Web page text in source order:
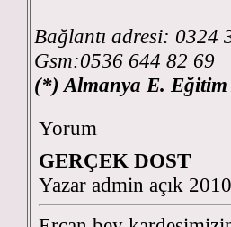
Bağlantı adresi: 0324
Gsm:0536 644 82 69
(*) Almanya E. Eğitim
Yorum
GERÇEK DOST
Yazar admin açık